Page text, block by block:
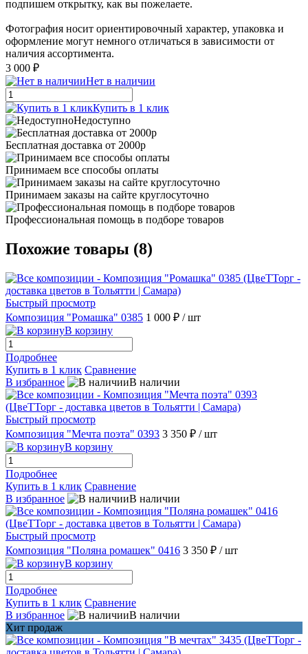
подпишем открытку, как вы пожелаете.
Фотография носит ориентировочный характер, упаковка и
оформление могут немного отличаться в зависимости от
наличия ассортимента.
3 000 ₽
Нет в наличии
Купить в 1 клик
Недоступно
Бесплатная доставка от 2000р
Принимаем все способы оплаты
Принимаем заказы на сайте круглосуточно
Профессиональная помощь в подборе товаров
Похожие товары (8)
Быстрый просмотр
Композиция "Ромашка" 0385 1 000 ₽ / шт
В корзину
Подробнее
Купить в 1 клик Сравнение
В избранное
В наличии
Быстрый просмотр
Композиция "Мечта поэта" 0393 3 350 ₽ / шт
В корзину
Подробнее
Купить в 1 клик Сравнение
В избранное
В наличии
Быстрый просмотр
Композиция "Поляна ромашек" 0416 3 350 ₽ / шт
В корзину
Подробнее
Купить в 1 клик Сравнение
В избранное
В наличии
Хит продаж